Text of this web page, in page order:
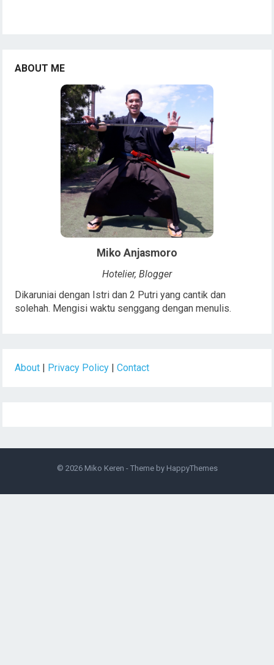
ABOUT ME
Miko Anjasmoro
Hotelier, Blogger
Dikaruniai dengan Istri dan 2 Putri yang cantik dan
solehah. Mengisi waktu senggang dengan menulis.
About Privacy Policy |Contact
© 2026 Miko Keren - Theme by HappyThemes